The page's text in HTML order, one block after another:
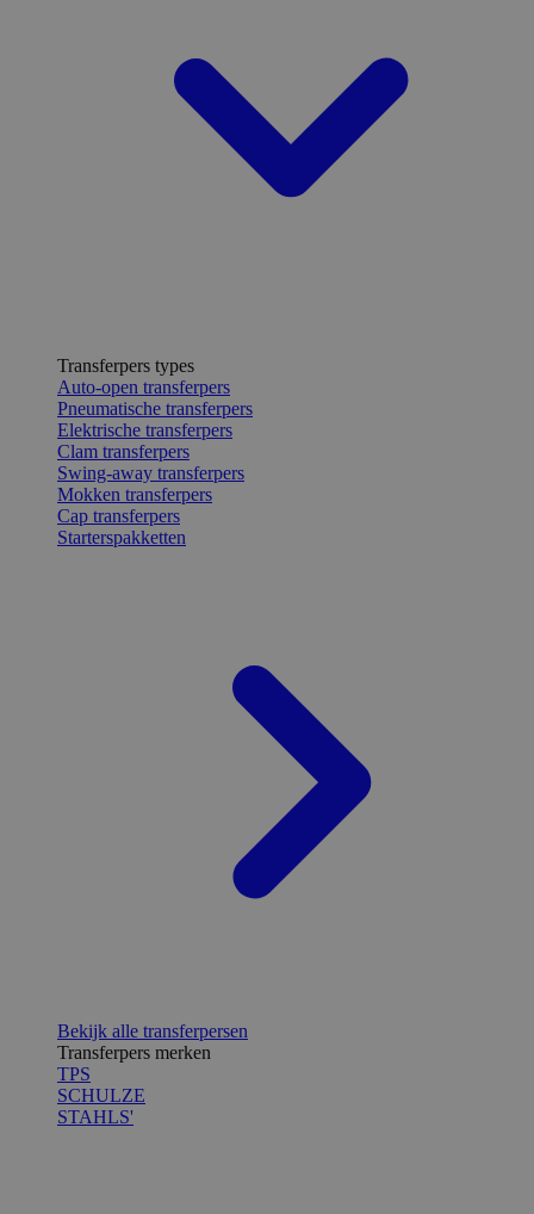
Transferpers types
Auto-open transferpers
Pneumatische transferpers
Elektrische transferpers
Clam transferpers
Swing-away transferpers
Mokken transferpers
Cap transferpers
Starterspakketten
Bekijk alle transferpersen
Transferpers merken
TPS
SCHULZE
STAHLS'